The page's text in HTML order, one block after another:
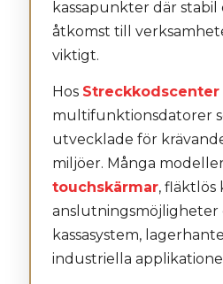
kassapunkter där
åtkomst till
viktigt.
Hos Streckkodscenter
multifunktionsdatorer
utvecklade för
miljöer. Många
touchskärmar, fläktlös
anslutningsmöjligheter
kassasystem,
industriella